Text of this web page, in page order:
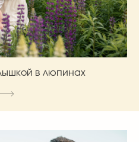
в люпинах